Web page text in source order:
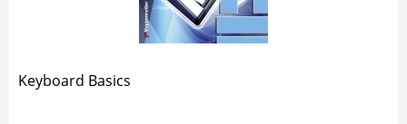
Keyboard Basics